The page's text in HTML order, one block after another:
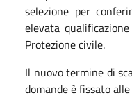
selezione per
elevata
Protezione civile.
Il nuovo termine di
domande è fissato